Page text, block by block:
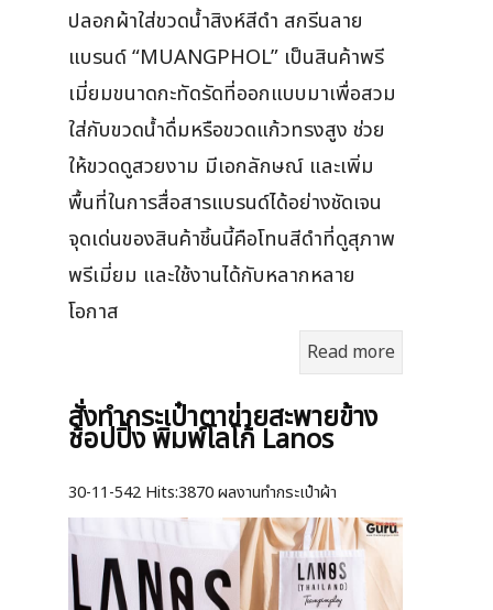
ปลอกผ้าใส่ขวดน้ำสิงห์สีดำ สกรีนลาย
แบรนด์ “MUANGPHOL” เป็นสินค้าพรี
เมี่ยมขนาดกะทัดรัดที่ออกแบบมาเพื่อสวม
ใส่กับขวดน้ำดื่มหรือขวดแก้วทรงสูง ช่วย
ให้ขวดดูสวยงาม มีเอกลักษณ์ และเพิ่ม
พื้นที่ในการสื่อสารแบรนด์ได้อย่างชัดเจน
จุดเด่นของสินค้าชิ้นนี้คือโทนสีดำที่ดูสุภาพ
พรีเมี่ยม และใช้งานได้กับหลากหลาย
โอกาส
Read more
สั่งทำกระเป๋าตาข่ายสะพายข้าง
ช้อปปิ้ง พิมพ์โลโก้ Lanos
30-11-542 Hits:3870 ผลงานทำกระเป๋าผ้า